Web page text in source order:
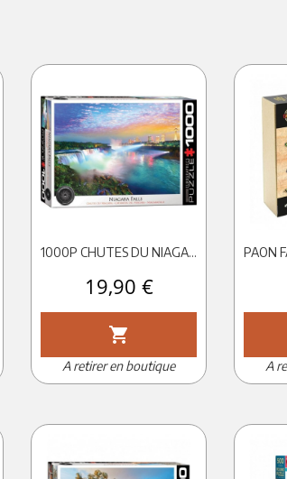
1000P CHUTES DU NIAGARA - EUROGRAPHICS
Prix
19,90 €
shopping_cart
A retirer en boutique A